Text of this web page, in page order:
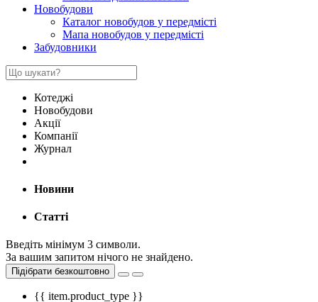
Новобудови
Каталог новобудов у передмісті
Мапа новобудов у передмісті
Забудовники
Котеджі
Новобудови
Акції
Компанії
Журнал
Новини
Статті
Введіть мінімум 3 символи.
За вашим запитом нічого не знайдено.
Підібрати безкоштовно
{{ item.product_type }}